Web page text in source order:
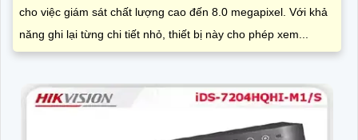
cho việc giám sát chất lượng cao đến 8.0 megapixel. Với khả
năng ghi lại từng chi tiết nhỏ, thiết bị này cho phép xem...